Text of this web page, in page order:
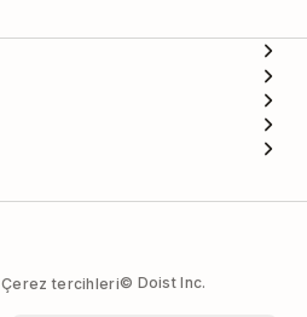
Çerez tercihleri© Doist Inc.